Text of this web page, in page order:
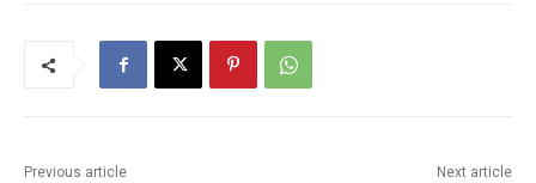
Previous article Next article